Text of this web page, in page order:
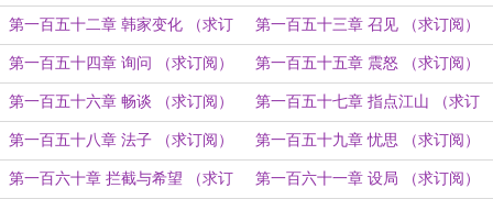
订阅）
第一百五十二章 韩家变化 （求订
阅）
第一百五十三章 召见 （求订阅）
第一百五十四章 询问 （求订阅） 第一百五十五章 震怒 （求订阅）
第一百五十六章 畅谈 （求订阅） 第一百五十七章 指点江山 （求订
阅）
第一百五十八章 法子 （求订阅） 第一百五十九章 忧思 （求订阅）
第一百六十章 拦截与希望 （求订 第一百六十一章 设局 （求订阅）